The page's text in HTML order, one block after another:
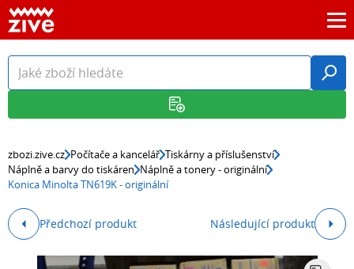
zbozi.zive.cz Počítače a kancelář Tiskárny a příslušenství
Náplně a barvy do tiskáren Náplně a tonery - originální
Konica Minolta TN619K - originální
Předchozí produkt Následující produkt